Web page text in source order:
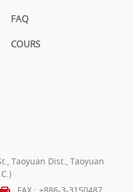
FAQ
COURS
Taoyuan Dist., Taoyuan